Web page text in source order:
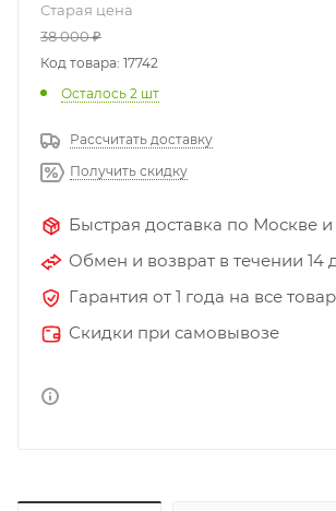
Старая цена
38 000₽
Код товара: 17742
Осталось 2 шт
Рассчитать доставку
Получить скидку
Быстрая доставка по Москве
Обмен и возврат в течении 14
Гарантия от 1 года на все
Скидки при самовывозе